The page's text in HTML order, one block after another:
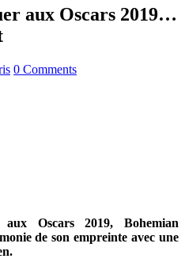
aux Oscars 2019…
0 Comments
Oscars 2019, Bohemian
de son empreinte avec une